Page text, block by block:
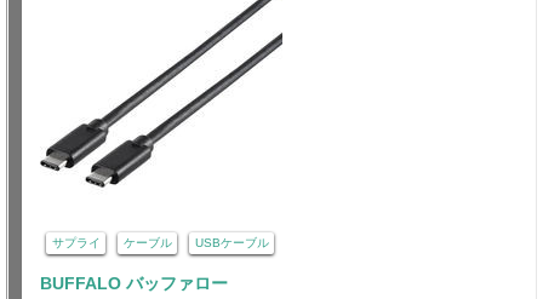
サプライ ケーブル USBケーブル
BUFFALO バッファロー